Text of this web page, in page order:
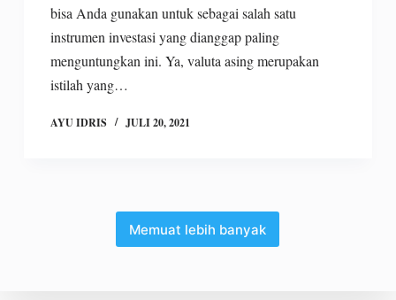
bisa Anda gunakan untuk sebagai salah satu
instrumen investasi yang dianggap paling
menguntungkan ini. Ya, valuta asing merupakan
istilah yang…
AYU IDRIS JULI 20, 2021
Memuat lebih banyak